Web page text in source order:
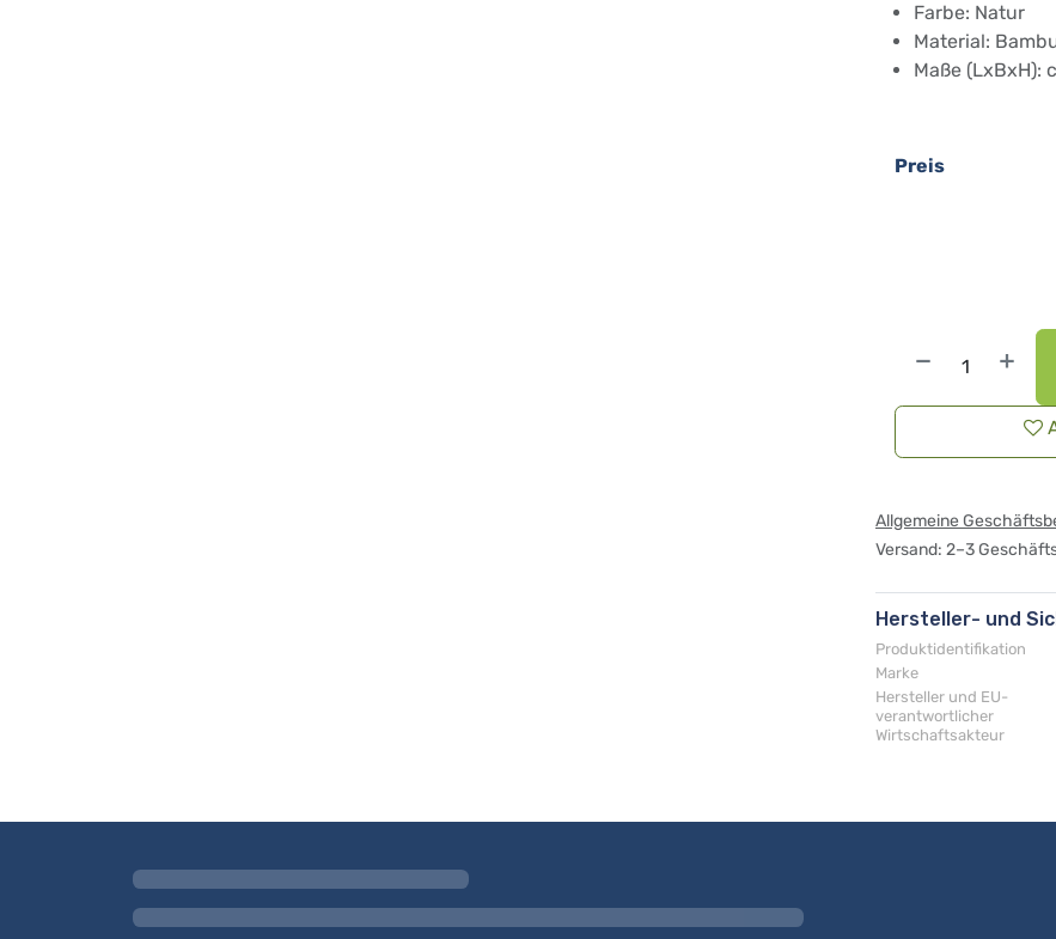
Farbe: Natur
Material:
Maße (LxBxH):
Preis
Allgemeine
Versand: 2–3
Hersteller- und
Produktidentifikation
Marke
Hersteller und EU-
verantwortlicher
Wirtschaftsakteur